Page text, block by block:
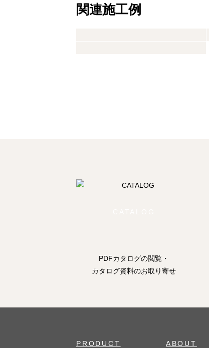
関連施⼯例
PDFカタログの閲覧・
カタログ資料のお取り寄せ
PRODUCT ABOUT